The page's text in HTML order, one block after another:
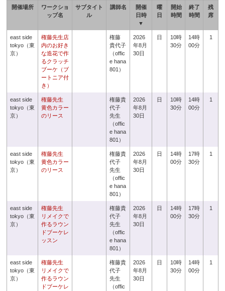
開催場所
ワークショ
ップ名
サブタイト
ル
講師名
開催
日時
▼
曜
日
開始
時間
終了
時間
残
席
east side
tokyo（東
京）
権藤先生店
内のお好き
な造花で作
るクラッチ
ブーケ（ブ
ートニア付
き）
権藤
貴代子
（offic
e hana
801）
2026
年8月
30日
日
10時
30分
14時
00分
1
east side
tokyo（東
京）
権藤先生
黄色カラー
のリース
権藤貴
代子
先生
（offic
e hana
801）
2026
年8月
30日
日
10時
30分
14時
00分
1
east side
tokyo（東
京）
権藤先生
黄色カラー
のリース
権藤貴
代子
先生
（offic
e hana
801）
2026
年8月
30日
日
14時
00分
17時
30分
1
east side
tokyo（東
京）
権藤先生
リメイクで
作るラウン
ドブーケレ
ッスン
権藤貴
代子
先生
（offic
e hana
801）
2026
年8月
30日
日
14時
00分
17時
30分
1
east side
tokyo（東
京）
権藤先生
リメイクで
作るラウン
ドブーケレ
権藤貴
代子
先生
（offic
2026
年8月
30日
日
10時
30分
14時
00分
1